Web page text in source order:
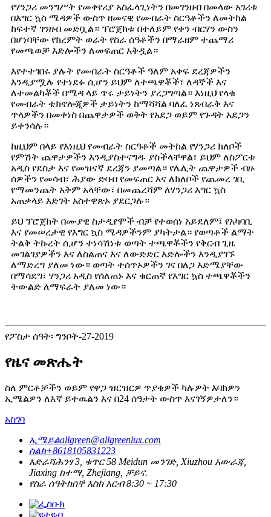
የሃንጋሪ መንግሥት የመቀየሪያ አስፈላጊነትን በመገንዘብ በመላው አገሪቱ
በእግር ኳስ ሜዳዎች ውስጥ ዘመናዊ የመብራት ስርዓቶችን ለመትከል
ከፍተኛ ገንዘብ መድቧል። ፕሮጀክቱ በተለይም የቀን ብርሃን ውስን
በሆነባቸው የክረምት ወራት የስራ ሰዓቶችን በማራዘም ተጨማሪ
የመጫወቻ እድሎችን ለመፍጠር አቅዷል።
እየተተገበሩ ያሉት የመብራት ስርዓቶች ዓለም አቀፍ ደረጃዎችን
እንዲያሟሉ የተነደፉ ሲሆን ይህም ለተጫዋቾች፣ ለዳኞች እና
ለተመልካቾች በሜዳ ላይ ጥሩ ታይነትን ያረጋግጣል። እነዚህ የላቁ
የመብራት ቴክኖሎጂዎች ታይነትን ከማሻሻል ባለፈ ነጸብራቅ እና
ጥላዎችን በመቀነስ በጨዋታዎች ወቅት የአደጋ ወይም የጉዳት አደጋን
ይቀንሳሉ።
ከዚህም በላይ የእነዚህ የመብራት ስርዓቶች መትከል የሃንጋሪ ክለቦች
የምሽት ጨዋታዎችን እንዲያስተናግዱ ያስችላቸዋል፣ ይህም ለስፖርቱ
አዲስ የደስታ እና የመዝናኛ ደረጃን ያመጣል። የሌሊት ጨዋታዎች ብዙ
ሰዎችን የመሳብ፣ ሕያው ድባብ የመፍጠር እና ለክለቦች የጨመረ ገቢ
የማመንጨት አቅም አላቸው፣ በመጨረሻም ለሃንጋሪ እግር ኳስ
አጠቃላይ እድገት አስተዋጽኦ ያደርጋሉ።
ይህ ፕሮጀክት በሙያዊ ስታዲየሞች ብቻ የተወሰነ አይደለም፤ የአካባቢ
እና የመሠረታዊ የእግር ኳስ ሜዳዎችንም ያካትታል። የወጣቶች ልማት
ትልቅ ትኩረት ሲሆን ተነሳሽነቱ ወጣት ተጫዋቾችን የቅርብ ጊዜ
መገልገያዎችን እና ለስልጠና እና ለውድድር እድሎችን እንዲያገኙ
ለማድረግ ያለመ ነው። ወጣት ተሰጥኦዎችን ገና በለጋ እድሜያቸው
በማሳደግ፣ ሃንጋሪ አዲስ የሰለጠኑ እና ቁርጠኛ የእግር ኳስ ተጫዋቾችን
ትውልድ ለማፍራት ያለመ ነው።
የፖስታ ሰዓት፡ ግንቦት-27-2019
የዜና መጽሔት
ስለ ምርቶቻችን ወይም የዋጋ ዝርዝርዎ ጥያቄዎች ካሉዎት እባክዎን
ኢሜልዎን ለእኛ ይተዉልን እና በ24 ሰዓታት ውስጥ እናገኝዎታለን።
አስገባ
ኢሜይልallgreen@allgreenlux.com
ስልክ+8618105831223
አድራሻሕንፃ 3, ቁጥር 58 Meidun መንገድ, Xiuzhou አውራጃ,
Jiaxing ከተማ, Zhejiang, ቻይና.
የስራ ሰዓትከሰኞ እስከ አርብ 8:30 ~ 17:30